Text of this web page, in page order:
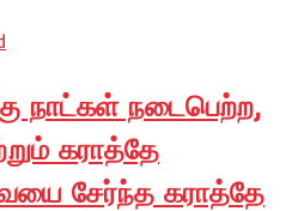
நாட்கள் நடைபெற்ற,
கராத்தே
சேர்ந்த கராத்தே